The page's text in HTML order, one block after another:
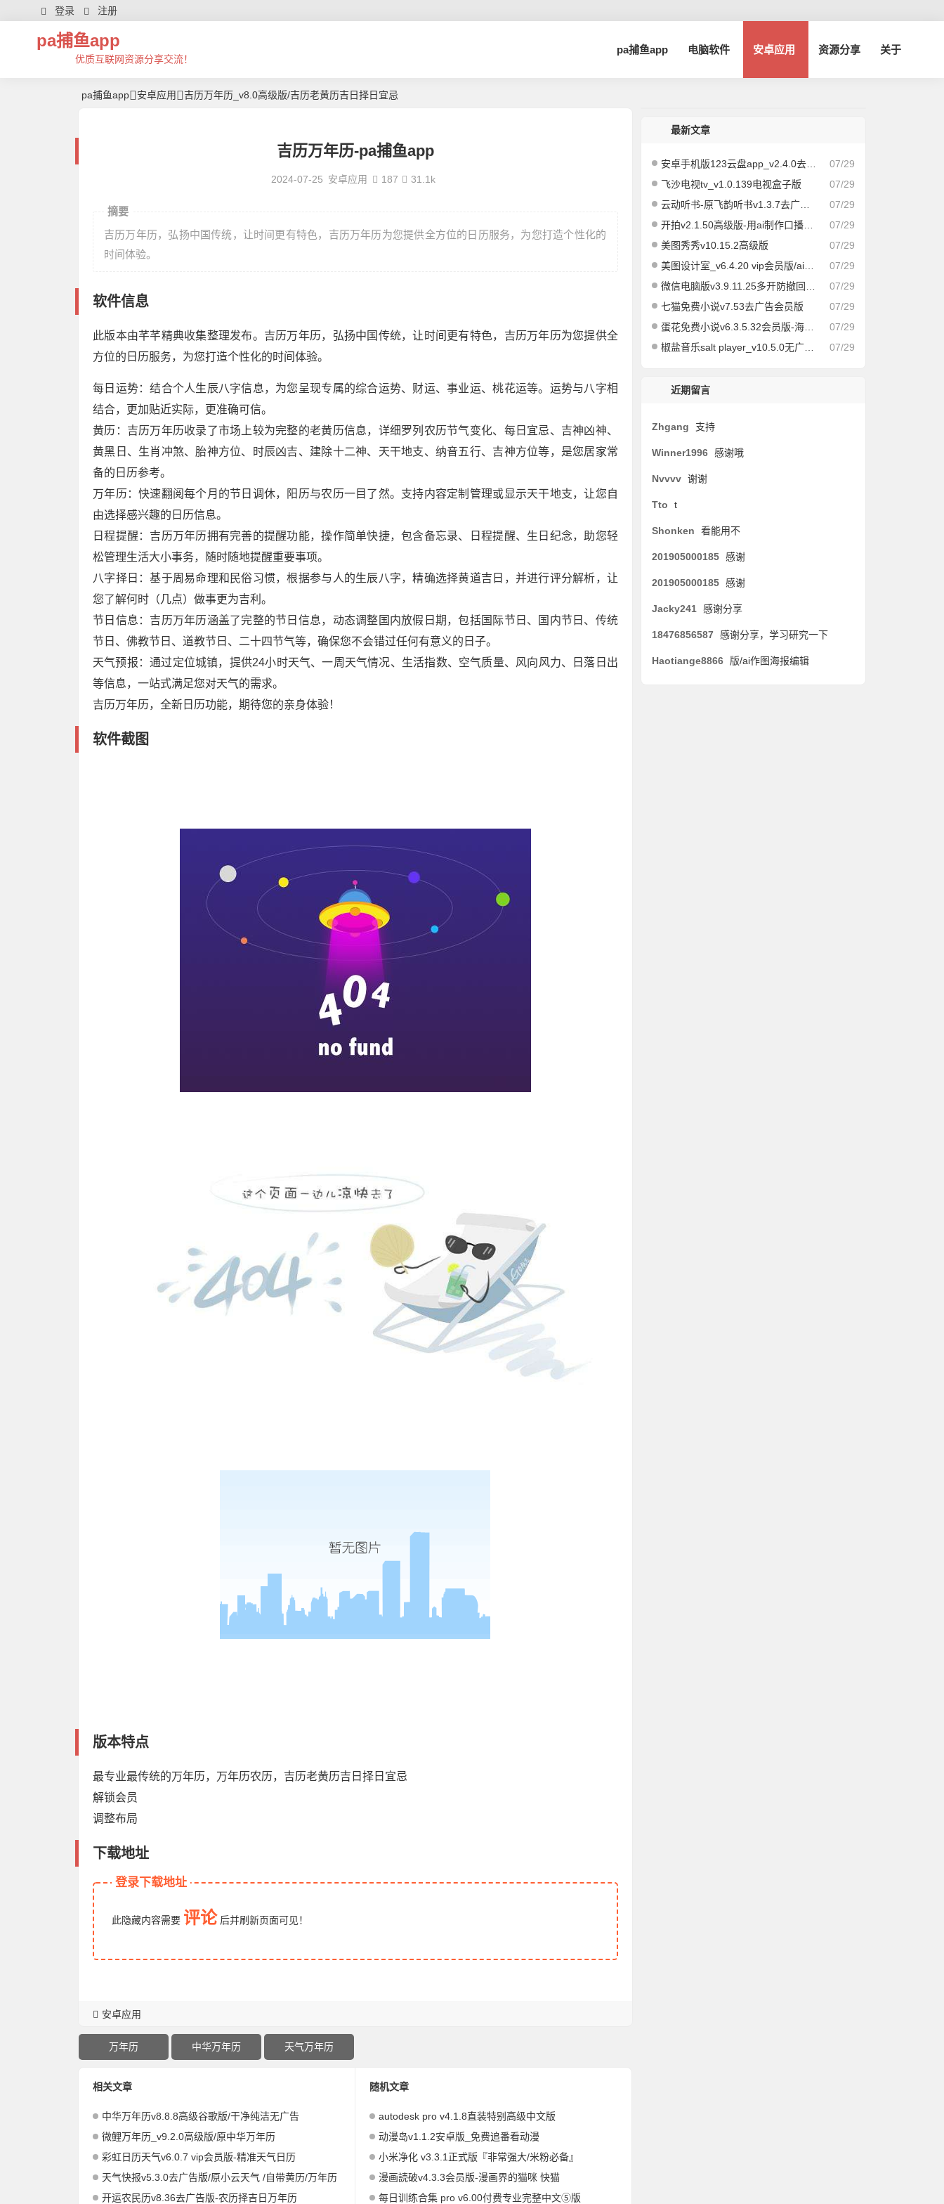
登录 注册
pa捕鱼app
优质互联网资源分享交流！
pa捕鱼app 电脑软件 安卓应用 资源分享 关于
pa捕鱼app 安卓应用 吉历万年历_v8.0高级版/吉历老黄历吉日择日宜忌
吉历万年历-pa捕鱼app
2024-07-25 安卓应用 187 31.1k
摘要
吉历万年历，弘扬中国传统，让时间更有特色，吉历万年历为您提供全方位的日历服务，为您打造个性化的
时间体验。
软件信息
此版本由芊芊精典收集整理发布。吉历万年历，弘扬中国传统，让时间更有特色，吉历万年历为您提供全
方位的日历服务，为您打造个性化的时间体验。
每日运势：结合个人生辰八字信息，为您呈现专属的综合运势、财运、事业运、桃花运等。运势与八字相
结合，更加贴近实际，更准确可信。
黄历：吉历万年历收录了市场上较为完整的老黄历信息，详细罗列农历节气变化、每日宜忌、吉神凶神、
黄黑日、生肖冲煞、胎神方位、时辰凶吉、建除十二神、天干地支、纳音五行、吉神方位等，是您居家常
备的日历参考。
万年历：快速翻阅每个月的节日调休，阳历与农历一目了然。支持内容定制管理或显示天干地支，让您自
由选择感兴趣的日历信息。
日程提醒：吉历万年历拥有完善的提醒功能，操作简单快捷，包含备忘录、日程提醒、生日纪念，助您轻
松管理生活大小事务，随时随地提醒重要事项。
八字择日：基于周易命理和民俗习惯，根据参与人的生辰八字，精确选择黄道吉日，并进行评分解析，让
您了解何时（几点）做事更为吉利。
节日信息：吉历万年历涵盖了完整的节日信息，动态调整国内放假日期，包括国际节日、国内节日、传统
节日、佛教节日、道教节日、二十四节气等，确保您不会错过任何有意义的日子。
天气预报：通过定位城镇，提供24小时天气、一周天气情况、生活指数、空气质量、风向风力、日落日出
等信息，一站式满足您对天气的需求。
吉历万年历，全新日历功能，期待您的亲身体验！
软件截图
版本特点
最专业最传统的万年历，万年历农历，吉历老黄历吉日择日宜忌
解锁会员
调整布局
下载地址
登录下载地址
此隐藏内容需要 评论 后并刷新页面可见！
安卓应用
万年历 中华万年历 天气万年历
相关文章
中华万年历v8.8.8高级谷歌版/干净纯洁无广告
微鲤万年历_v9.2.0高级版/原中华万年历
彩虹日历天气v6.0.7 vip会员版-精准天气日历
天气快报v5.3.0去广告版/原小云天气 /自带黄历/万年历
开运农民历v8.36去广告版-农历择吉日万年历
随机文章
autodesk pro v4.1.8直装特别高级中文版
动漫岛v1.1.2安卓版_免费追番看动漫
小米净化 v3.3.1正式版『非常强大/米粉必备』
漫画読破v4.3.3会员版-漫画界的猫咪 快猫
每日训练合集 pro v6.00付费专业完整中文⑤版
最新文章
07/29
安卓手机版123云盘app_v2.4.0去广告版
07/29
飞沙电视tv_v1.0.139电视盒子版
07/29
云动听书-原飞韵听书v1.3.7去广告纯净版/海量资源
07/29
开拍v2.1.50高级版-用ai制作口播视频
07/29
美图秀秀v10.15.2高级版
07/29
美图设计室_v6.4.20 vip会员版/ai作图海报编辑
07/29
微信电脑版v3.9.11.25多开防撤回绿色版
07/29
七猫免费小说v7.53去广告会员版
07/29
蛋花免费小说v6.3.5.32会员版-海量免费小说有声小说阅读听书
07/29
椒盐音乐salt player_v10.5.0无广告纯净版
近期留言
Zhgang 支持
Winner1996 感谢哦
Nvvvv 谢谢
Tto t
Shonken 看能用不
201905000185 感谢
201905000185 感谢
Jacky241 感谢分享
18476856587 感谢分享，学习研究一下
Haotiange8866 版/ai作图海报编辑